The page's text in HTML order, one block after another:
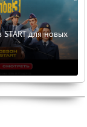
для новых